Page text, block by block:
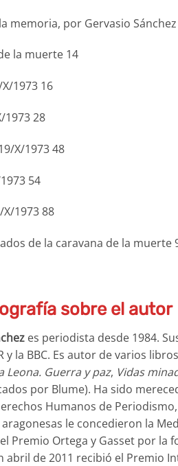
memoria, por Gervasio
la muerte 14
1973 16
1973 28
X/1973 48
54
1973 88
de la caravana de la muerte
sobre el autor
es periodista desde 1984.
y la BBC. Es autor de varios
Leona. Guerra y paz, Vidas
por Blume). Ha sido
Humanos de
le concedieron la
Premio Ortega y Gasset por la
abril de 2011 recibió el Premio